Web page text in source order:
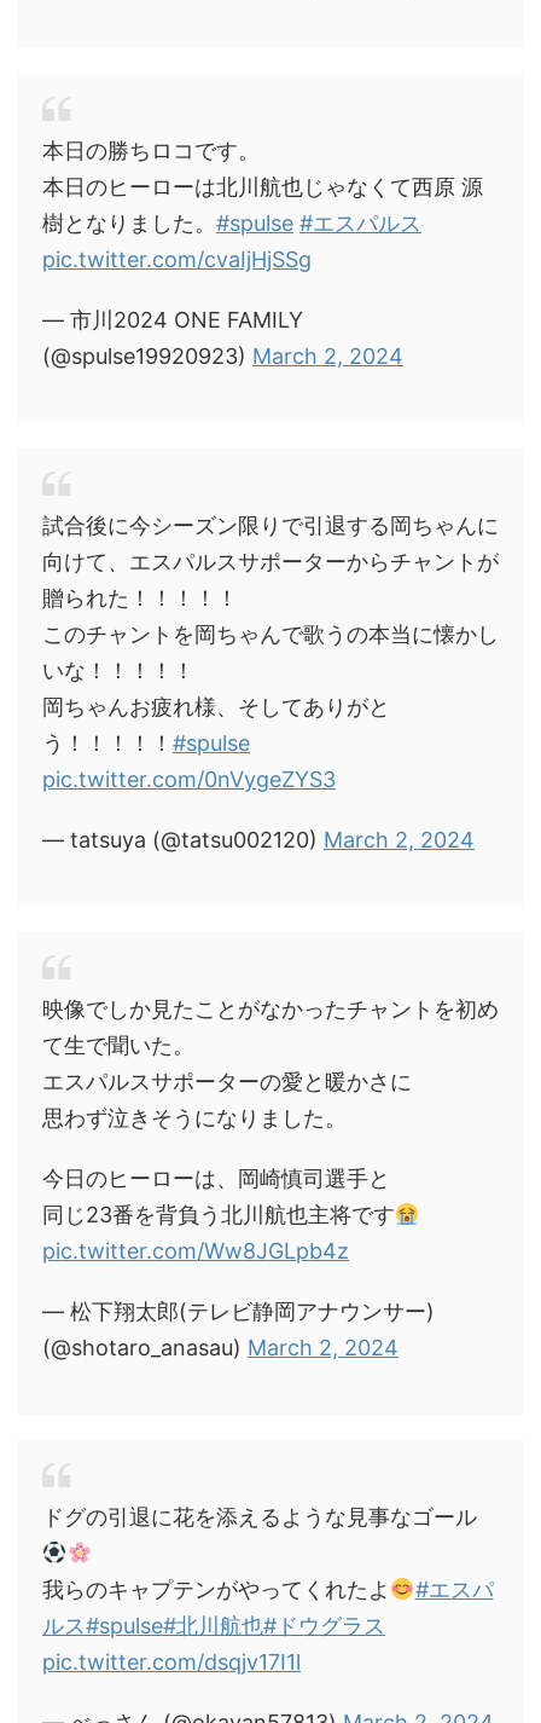
本日の勝ちロコです。
本日のヒーローは北川航也じゃなくて西原 源
樹となりました。 #spulse #エスパルス
pic.twitter.com/cvaIjHjSSg
— 市川2024 ONE FAMILY
(@spulse19920923) March 2, 2024
試合後に今シーズン限りで引退する岡ちゃんに
向けて、エスパルスサポーターからチャントが
贈られた！！！！！
このチャントを岡ちゃんで歌うの本当に懐かし
いな！！！！！
岡ちゃんお疲れ様、そしてありがと
う！！！！！ #spulse
pic.twitter.com/0nVygeZYS3
— tatsuya (@tatsu002120) March 2, 2024
映像でしか見たことがなかったチャントを初め
て生で聞いた。
エスパルスサポーターの愛と暖かさに
思わず泣きそうになりました。
今日のヒーローは、岡崎慎司選手と
同じ23番を背負う北川航也主将です
pic.twitter.com/Ww8JGLpb4z
— 松下翔太郎(テレビ静岡アナウンサー)
(@shotaro_anasau) March 2, 2024
ドグの引退に花を添えるような見事なゴール
我らのキャプテンがやってくれたよ
#エスパ
ルス#spulse#北川航也#ドウグラス
pic.twitter.com/dsqjv17I1l